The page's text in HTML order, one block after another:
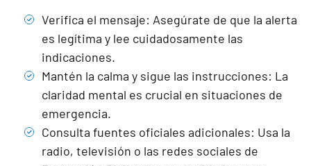
Verifica el mensaje: Asegúrate de que la alerta
es legítima y lee cuidadosamente las
indicaciones.
Mantén la calma y sigue las instrucciones: La
claridad mental es crucial en situaciones de
emergencia.
Consulta fuentes oficiales adicionales: Usa la
radio, televisión o las redes sociales de